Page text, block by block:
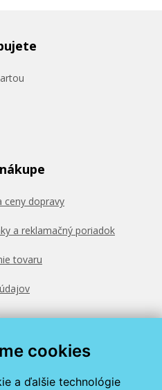
cookies
a ďalšie technológie
ceny dopravy
a reklamačný poriadok
tovaru